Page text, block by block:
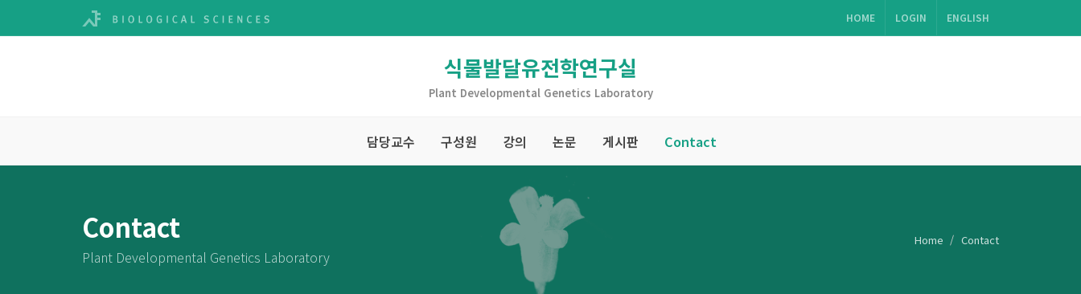
HOME LOGIN ENGLISH
식물발달유전학연구실
Plant Developmental Genetics Laboratory
담당교수 구성원 강의 논문 게시판 Contact
Contact
Plant Developmental Genetics Laboratory
Home Contact